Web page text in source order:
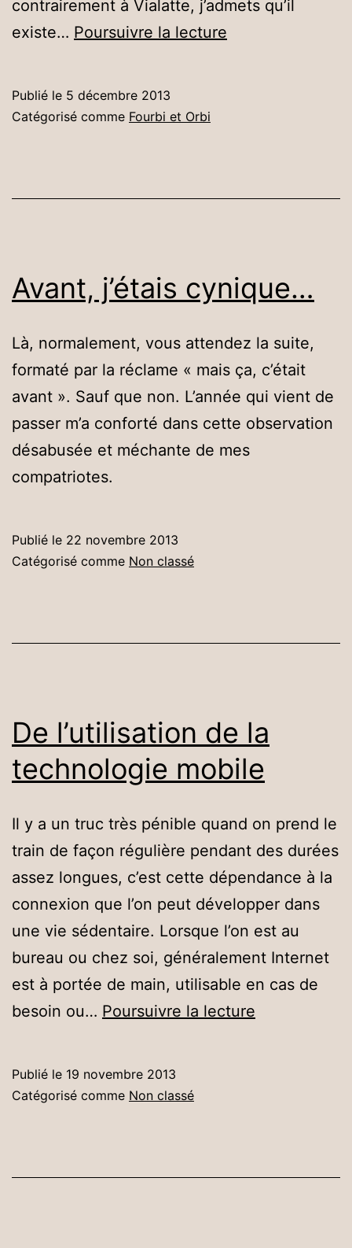
contrairement à Vialatte, j’admets qu’il
existe… Poursuivre la lecture
Publié le 5 décembre 2013
Catégorisé comme Fourbi et Orbi
Avant, j’étais cynique…
Là, normalement, vous attendez la suite,
formaté par la réclame « mais ça, c’était
avant ». Sauf que non. L’année qui vient de
passer m’a conforté dans cette observation
désabusée et méchante de mes
compatriotes.
Publié le 22 novembre 2013
Catégorisé comme Non classé
De l’utilisation de la
technologie mobile
Il y a un truc très pénible quand on prend le
train de façon régulière pendant des durées
assez longues, c’est cette dépendance à la
connexion que l’on peut développer dans
une vie sédentaire. Lorsque l’on est au
bureau ou chez soi, généralement Internet
est à portée de main, utilisable en cas de
besoin ou… Poursuivre la lecture
Publié le 19 novembre 2013
Catégorisé comme Non classé